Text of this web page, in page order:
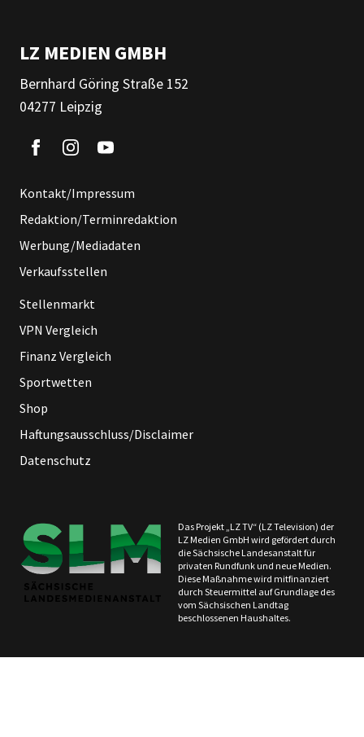
LZ MEDIEN GMBH
Bernhard Göring Straße 152
04277 Leipzig
Kontakt/Impressum
Redaktion/Terminredaktion
Werbung/Mediadaten
Verkaufsstellen
Stellenmarkt
VPN Vergleich
Finanz Vergleich
Sportwetten
Shop
Haftungsausschluss/Disclaimer
Datenschutz
Das Projekt „LZ TV“ (LZ Television) der
LZ Medien GmbH wird gefördert durch
die Sächsische Landesanstalt für
privaten Rundfunk und neue Medien.
Diese Maßnahme wird mitfinanziert
durch Steuermittel auf Grundlage des
vom Sächsischen Landtag
beschlossenen Haushaltes.